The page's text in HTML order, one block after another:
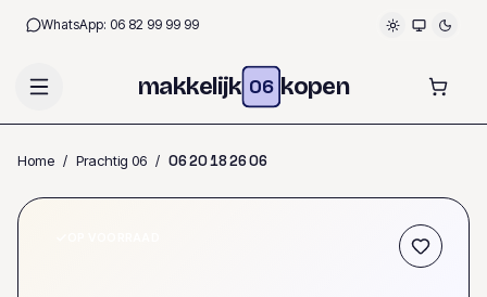
WhatsApp: 06 82 99 99 99
makkelijk 06 kopen
Home / Prachtig 06 / 0620182606